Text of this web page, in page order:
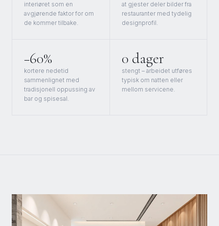
interiøret som en
avgjørende faktor for om
de kommer tilbake.
at gjester deler bilder fra
restauranter med tydelig
designprofil.
−60%
kortere nedetid
sammenlignet med
tradisjonell oppussing av
bar og spisesal.
0 dager
stengt – arbeidet utføres
typisk om natten eller
mellom servicene.